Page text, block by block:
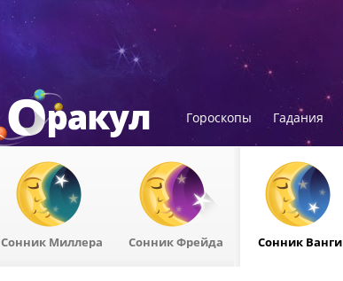
Гороскопы Гадания
Сонник Миллера Сонник Фрейда Сонник Ванги